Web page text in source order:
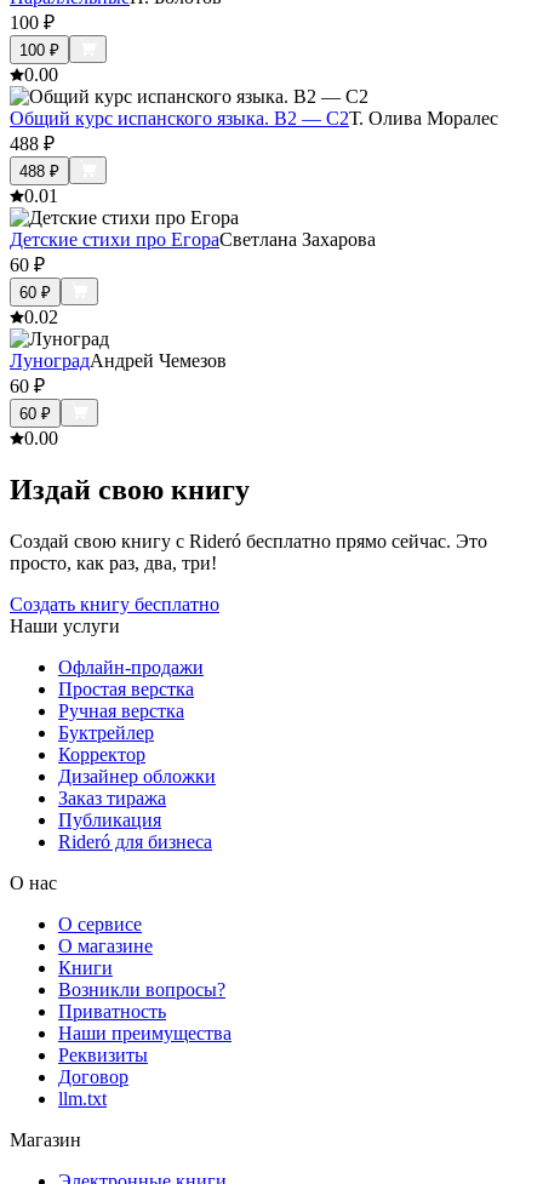
100 ₽
100 ₽
0.00
Общий курс испанского языка. В2 — С2Т. Олива Моралес
488 ₽
488 ₽
0.01
Детские стихи про ЕгораСветлана Захарова
60 ₽
60 ₽
0.02
ЛуноградАндрей Чемезов
60 ₽
60 ₽
0.00
Издай свою книгу
Создай свою книгу с Rideró бесплатно прямо сейчас. Это
просто, как раз, два, три!
Создать книгу бесплатно
Наши услуги
Офлайн-продажи
Простая верстка
Ручная верстка
Буктрейлер
Корректор
Дизайнер обложки
Заказ тиража
Публикация
Rideró для бизнеса
О нас
О сервисе
О магазине
Книги
Возникли вопросы?
Приватность
Наши преимущества
Реквизиты
Договор
llm.txt
Магазин